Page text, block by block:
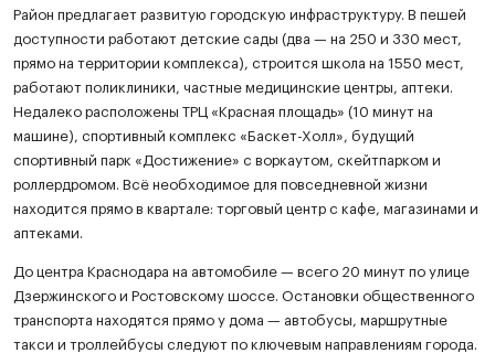
Район предлагает развитую городскую инфраструктуру. В пешей
доступности работают детские сады (два — на 250 и 330 мест,
прямо на территории комплекса), строится школа на 1550 мест,
работают поликлиники, частные медицинские центры, аптеки.
Недалеко расположены ТРЦ «Красная площадь» (10 минут на
машине), спортивный комплекс «Баскет-Холл», будущий
спортивный парк «Достижение» с воркаутом, скейтпарком и
роллердромом. Всё необходимое для повседневной жизни
находится прямо в квартале: торговый центр с кафе, магазинами и
аптеками.
До центра Краснодара на автомобиле — всего 20 минут по улице
Дзержинского и Ростовскому шоссе. Остановки общественного
транспорта находятся прямо у дома — автобусы, маршрутные
такси и троллейбусы следуют по ключевым направлениям города.